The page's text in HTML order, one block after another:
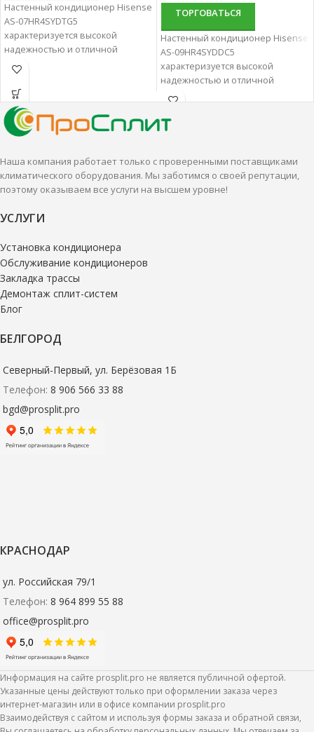
Настенный кондиционер Hisense
AS-07HR4SYDTG5
характеризуется высокой
надежностью и отличной
производительностью.
Настенные сплит-системы лучше
всего подходят для
кондиционирования небольших
и средних помещений.
ТОРГОВАТЬСЯ
Настенный кондиционер Hisense
AS-09HR4SYDDC5
характеризуется высокой
надежностью и отличной
производительностью.
всего подходят для
Наша компания работает только с проверенными поставщиками
климатического оборудования. Мы заботимся о своей репутации,
поэтому оказываем все услуги на высшем уровне!
УСЛУГИ
Установка кондиционера
Обслуживание кондиционеров
Закладка трассы
Демонтаж сплит-систем
Блог
БЕЛГОРОД
Северный-Первый, ул. Берёзовая 1Б
Телефон: 8 906 566 33 88
bgd@prosplit.pro
КРАСНОДАР
ул. Российская 79/1
Телефон: 8 964 899 55 88
office@prosplit.pro
Информация на сайте prosplit.pro не является публичной офертой.
Указанные цены действуют только при оформлении заказа через
интернет-магазин или в офисе компании prosplit.pro
Взаимодействуя с сайтом и используя формы заказа и обратной связи,